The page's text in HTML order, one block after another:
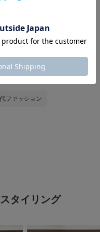
とめ買い
ファッション
タイリング